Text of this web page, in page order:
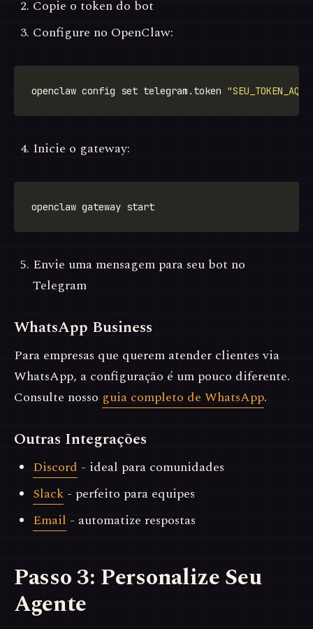
Copie o token do bot
Configure no OpenClaw:
openclaw config set telegram.token
Inicie o gateway:
Envie uma mensagem para seu bot no
Telegram
WhatsApp Business
Para empresas que querem atender clientes via
WhatsApp, a configuração é um pouco diferente.
Consulte nosso guia completo de WhatsApp.
Outras Integrações
Discord - ideal para comunidades
Slack - perfeito para equipes
Email - automatize respostas
Passo 3: Personalize Seu
Agente